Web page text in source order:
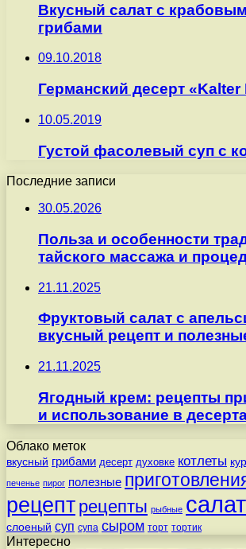
Вкусный салат с
грибами
09.10.2018
Германский десерт «Kalter
10.05.2019
Густой фасолевый суп с
Последние записи
30.05.2026
Польза и особенности
тайского массажа и
21.11.2025
Фруктовый салат с
вкусный рецепт и
21.11.2025
Ягодный крем: рецепты
и использование в
Облако меток
вкусный грибами десерт духовке котлеты
печенье пирог полезные
рецепт рецепты рыбные салат
слоеный суп супа сыром торт тортик
Интересно